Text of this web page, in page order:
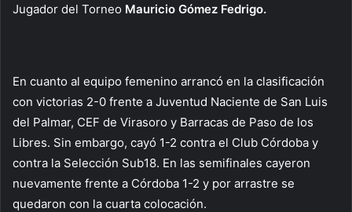
Jugador del Torneo Mauricio Gómez Fedrigo.
En cuanto al equipo femenino arrancó en la clasificación
con victorias 2-0 frente a Juventud Naciente de San Luis
del Palmar, CEF de Virasoro y Barracas de Paso de los
Libres. Sin embargo, cayó 1-2 contra el Club Córdoba y
contra la Selección Sub18. En las semifinales cayeron
nuevamente frente a Córdoba 1-2 y por arrastre se
quedaron con la cuarta colocación.